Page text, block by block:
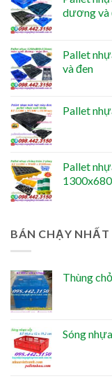
dương và
Pallet
và đen
Pallet
Pallet
BÁN CHẠY NHẤT
Thùng
Sóng